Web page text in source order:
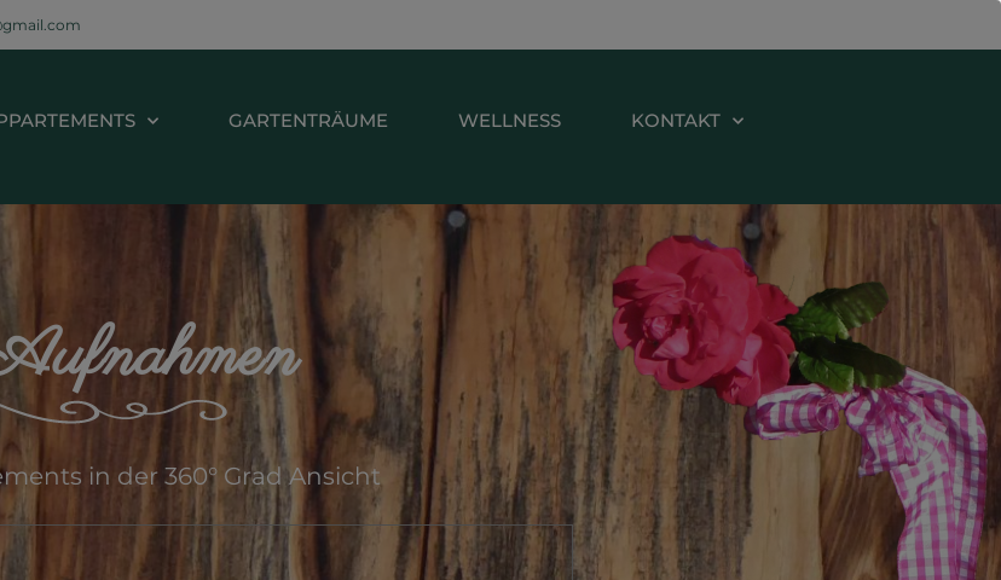
GARTENTRÄUME WELLNESS KONTAKT
in der 360° Grad Ansicht